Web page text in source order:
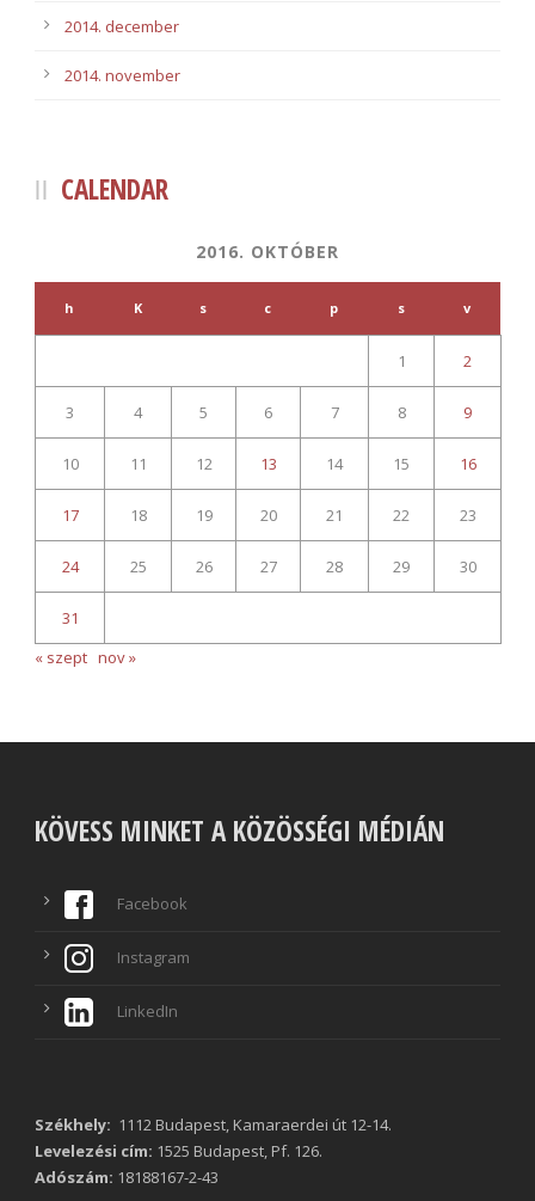
2014. december
2014. november
CALENDAR
2016. OKTÓBER
h K s c p s v
1 2
3 4 5 6 7 8 9
10 11 12 13 14 15 16
17 18 19 20 21 22 23
24 25 26 27 28 29 30
31
« szept nov »
KÖVESS MINKET A KÖZÖSSÉGI MÉDIÁN
Facebook
Instagram
LinkedIn
Székhely: 1112 Budapest, Kamaraerdei út 12-14.
Levelezési cím: 1525 Budapest, Pf. 126.
Adószám: 18188167-2-43